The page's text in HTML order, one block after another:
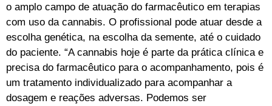
o amplo campo de atuação do farmacêutico em terapias
com uso da cannabis. O profissional pode atuar desde a
escolha genética, na escolha da semente, até o cuidado
do paciente. “A cannabis hoje é parte da prática clínica e
precisa do farmacêutico para o acompanhamento, pois é
um tratamento individualizado para acompanhar a
dosagem e reações adversas. Podemos ser